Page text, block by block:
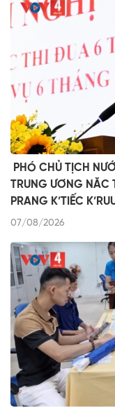
​PHÓ CHỦ TỊCH
TRUNG ƯƠNG NĂC
PRANG K’TIẾC
07/08/2026